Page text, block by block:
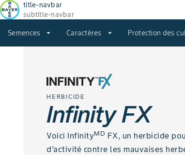
title-navbar
subtitle-navbar
Semences arrow_drop_down Caractères arrow_drop_down Protection des
HERBICIDE
Infinity FX
Voici InfinityMD FX, un herbicide
d’activité contre les mauvaises